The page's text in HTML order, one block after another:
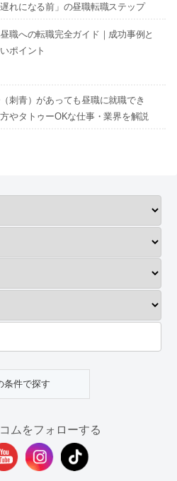
れになる前」の昼職転職ステップ
職への転職完全ガイド｜成功事例と
ポイント
刺青）があっても昼職に就職でき
やタトゥーOKな仕事・業界を解説
ムをフォローする